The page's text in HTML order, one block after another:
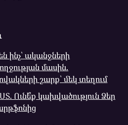
ինչ՝ ականջների
մասին.
շարք՝ մեկ տեղում
Ունե՞ք կախվածություն Ձեր